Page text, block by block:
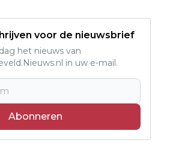
voor de nieuwsbrief
het nieuws van
in uw e-mail.
Abonneren